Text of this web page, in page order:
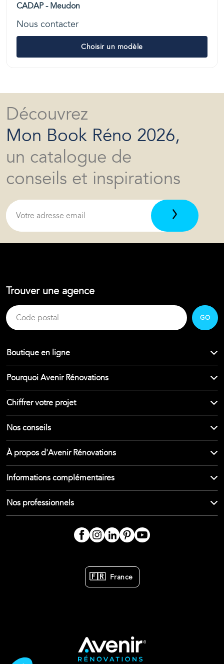
CADAP - Meudon
Nous contacter
Choisir un modèle
Découvrez
Mon Book Réno 2026,
un catalogue de
conseils et inspirations
Trouver une agence
GO
Boutique en ligne
Pourquoi Avenir Rénovations
Chiffrer votre projet
Nos conseils
À propos d'Avenir Rénovations
Informations complémentaires
Nos professionnels
🇫🇷 France